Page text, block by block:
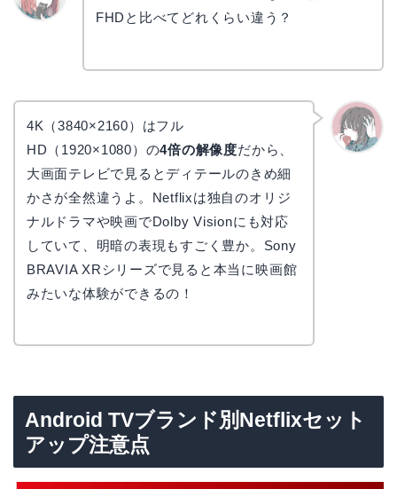
FHDと比べてどれくらい違う？
4K（3840×2160）はフル
HD（1920×1080）の4倍の解像度だから、
大画面テレビで見るとディテールのきめ細
かさが全然違うよ。Netflixは独自のオリジ
ナルドラマや映画でDolby Visionにも対応
していて、明暗の表現もすごく豊か。Sony
BRAVIA XRシリーズで見ると本当に映画館
みたいな体験ができるの！
Android TVブランド別Netflixセット
アップ注意点